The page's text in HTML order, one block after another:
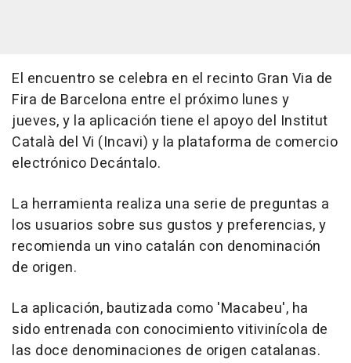
El encuentro se celebra en el recinto Gran Via de
Fira de Barcelona entre el próximo lunes y
jueves, y la aplicación tiene el apoyo del Institut
Català del Vi (Incavi) y la plataforma de comercio
electrónico Decántalo.
La herramienta realiza una serie de preguntas a
los usuarios sobre sus gustos y preferencias, y
recomienda un vino catalán con denominación
de origen.
La aplicación, bautizada como 'Macabeu', ha
sido entrenada con conocimiento vitivinícola de
las doce denominaciones de origen catalanas.